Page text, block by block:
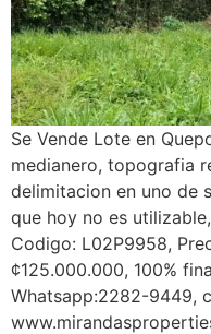
Se Vende Lote en
medianero, topografia
delimitacion en uno de
que hoy no es
Codigo: L02P9958,
¢125.000.000, 100%
Whatsapp:2282-9449,